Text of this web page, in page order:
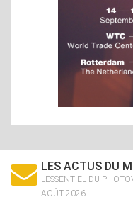
LES ACTUS DU
L’ESSENTIEL DU
AOÛT 2026